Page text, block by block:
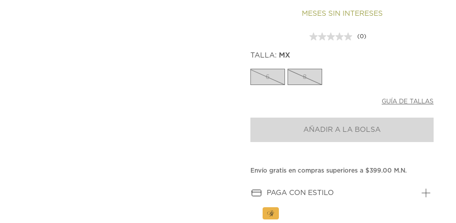
MESES SIN INTERESES
Sin
(0)
TALLA: MX
6 8
GUÍA DE TALLAS
AÑADIR A LA BOLSA
Envío gratis en compras superiores a $399.00 M.N.
PAGA CON ESTILO